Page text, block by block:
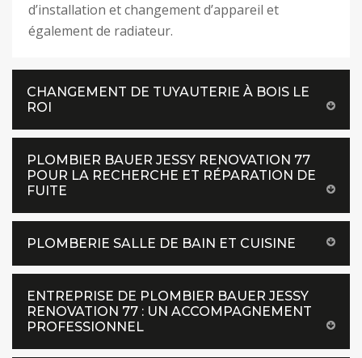
d’installation et changement d’appareil et
également de radiateur.
CHANGEMENT DE TUYAUTERIE À BOIS LE
ROI
PLOMBIER BAUER JESSY RENOVATION 77
POUR LA RECHERCHE ET RÉPARATION DE
FUITE
PLOMBERIE SALLE DE BAIN ET CUISINE
ENTREPRISE DE PLOMBIER BAUER JESSY
RENOVATION 77 : UN ACCOMPAGNEMENT
PROFESSIONNEL